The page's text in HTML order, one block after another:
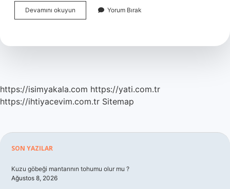
Devamını okuyun Belediye
Ekmeği
Yapılır
Yorum Bırak
https://isimyakala.com https://yati.com.tr
https://ihtiyacevim.com.tr Sitemap
Sidebar
SON YAZILAR
Kuzu göbeği mantarının tohumu olur mu ?
Ağustos 8, 2026